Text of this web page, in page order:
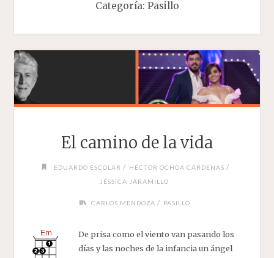
Categoría: Pasillo
El camino de la vida
EDUARDO ESCOLAR / HÉCTOR OCHOA CÁRDENAS /
JÉSSICA JARAMILLO
CARLOS MENDOZA / PASILLO
De prisa como el viento van pasando los
días y las noches de la infancia un ángel